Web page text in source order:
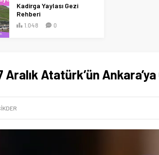
Kadirga Yaylası Gezi
Rehberi
1.048 0
Aralık Atatürk’ün